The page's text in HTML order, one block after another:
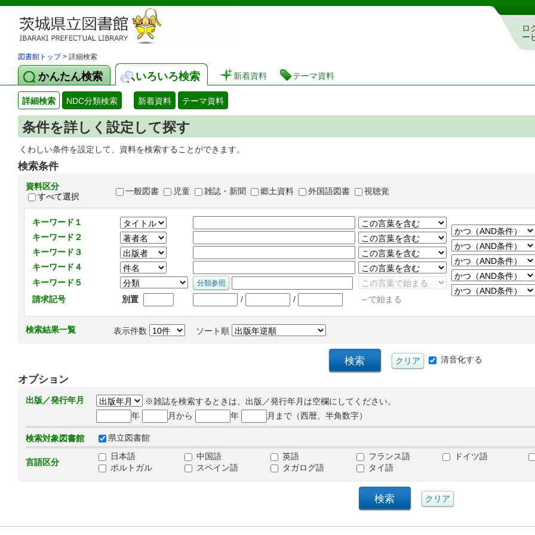
茨城県立図書館 蔵書検索・予約システム
ロ
ー
図書館トップ> 詳細検索
かんたん検索 いろいろ検索 新着資料 テーマ資料
詳細検索 NDC分類検索 新着資料 テーマ資料
条件を詳しく設定して探す
くわしい条件を設定して、資料を検索することができます。
検索条件
資料区分
すべて選択
一般図書 児童 雑誌・新聞 郷土資料 外国語図書 視聴覚
キーワード１
キーワード２
キーワード３
キーワード４
キーワード５
請求記号
別置 / / ～で始まる
検索結果一覧 表示件数 ソート順
清音化する
オプション
出版／発行年月
※雑誌を検索するときは、出版／発行年月は空欄にしてください。
年
月から 年 月まで（西暦、半角数字）
検索対象図書館 県立図書館
言語区分
日本語 中国語 英語 フランス語
ドイツ語
ポルトガル
スペイン語 タガログ語 タイ語